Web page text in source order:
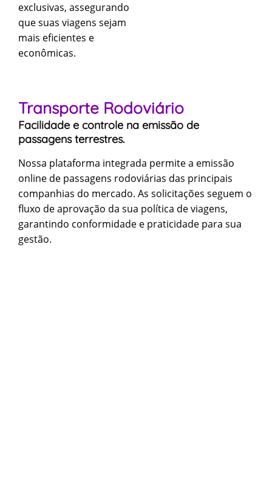
exclusivas, assegurando
que suas viagens sejam
mais eficientes e
econômicas.
Transporte Rodoviário
Facilidade e controle na emissão de
passagens terrestres.
Nossa plataforma integrada permite a emissão
online de passagens rodoviárias das principais
companhias do mercado. As solicitações seguem o
fluxo de aprovação da sua política de viagens,
garantindo conformidade e praticidade para sua
gestão.